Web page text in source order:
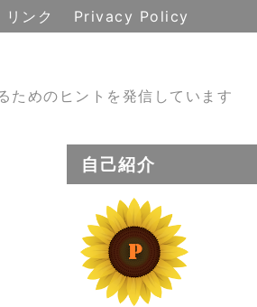
リンク Privacy Policy
めのヒントを発信しています
自己紹介